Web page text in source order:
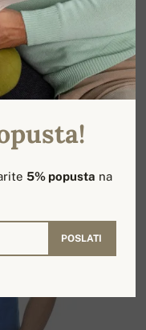
5% popusta na
POSLATI